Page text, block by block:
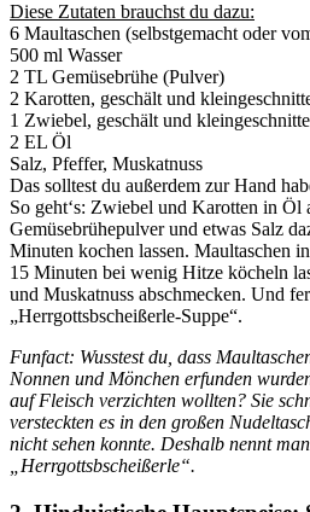
Diese Zutaten brauchst du dazu:
6 Maultaschen (selbstgemacht oder
500 ml Wasser
2 TL Gemüsebrühe (Pulver)
2 Karotten, geschält und
1 Zwiebel, geschält und
2 EL Öl
Salz, Pfeffer, Muskatnuss
Das solltest du außerdem zur Hand
So geht‘s: Zwiebel und Karotten in Öl
Gemüsebrühepulver und etwas Salz
Minuten kochen lassen. Maultaschen
15 Minuten bei wenig Hitze köcheln
und Muskatnuss abschmecken. Und
„Herrgottsbscheißerle-Suppe“.
Funfact: Wusstest du, dass
Nonnen und Mönchen erfunden
auf Fleisch verzichten wollten? Sie
versteckten es in den großen
nicht sehen konnte. Deshalb nennt
„Herrgottsbscheißerle“.